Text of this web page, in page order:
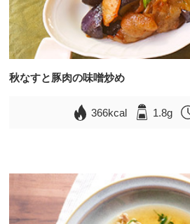
秋なすと豚肉の味噌炒め
366kcal 1.8g